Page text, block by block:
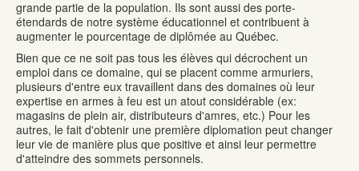
grande partie de la population. Ils sont aussi des porte-
étendards de notre système éducationnel et contribuent à
augmenter le pourcentage de diplômée au Québec.
Bien que ce ne soit pas tous les élèves qui décrochent un
emploi dans ce domaine, qui se placent comme armuriers,
plusieurs d'entre eux travaillent dans des domaines où leur
expertise en armes à feu est un atout considérable (ex:
magasins de plein air, distributeurs d'amres, etc.) Pour les
autres, le fait d'obtenir une première diplomation peut changer
leur vie de manière plus que positive et ainsi leur permettre
d'atteindre des sommets personnels.